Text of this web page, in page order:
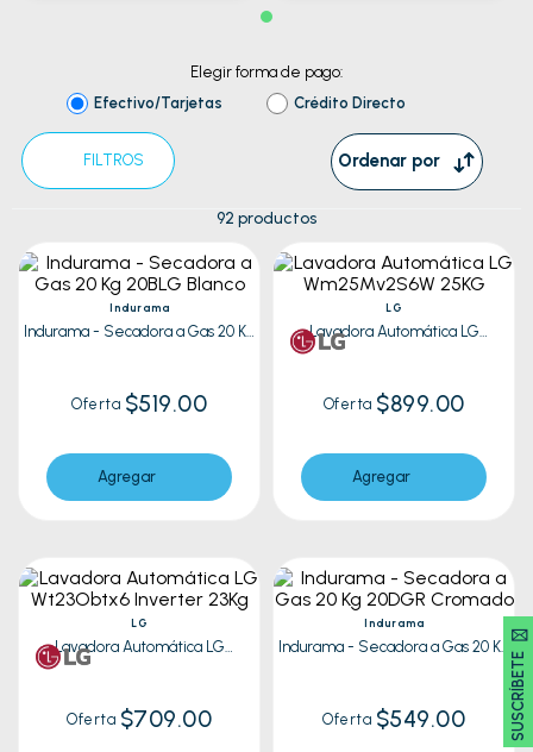
SUSCRÍBETE 🖂
Elegir forma de pago:
Efectivo/Tarjetas
Crédito Directo
FILTROS Ordenar por
92 productos
Indurama
Indurama - Secadora a Gas 20 Kg
Oferta $519.00
Agregar
LG
Lavadora Automática LG
Wm25Mv2S6W 25KG
Oferta $899.00
Agregar
LG
Lavadora Automática LG
Wt23Obtx6 Inverter 23Kg
Oferta $709.00
Indurama
Indurama - Secadora a Gas 20 Kg
Oferta $549.00